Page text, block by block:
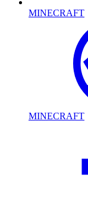
MINECRAFT
MINECRAFT